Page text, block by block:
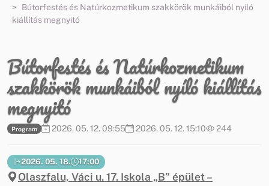
Bútorfestés és Natúrkozmetikum szakkörök munkáiból nyíló
kiállítás megnyitó
Bútorfestés és Natúrkozmetikum
szakkörök munkáiból nyíló kiállítás
megnyitó
Program 2026. 05. 12. 09:55 2026. 05. 12. 15:10 244
2026. 05. 18. 17:00
Olaszfalu, Váci u. 17. Iskola „B” épület –